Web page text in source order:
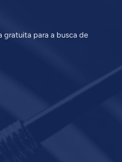
gratuita para a busca de